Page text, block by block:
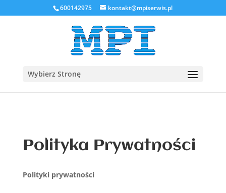
600142975 kontakt@mpiserwis.pl
Wybierz Stronę
Polityka Prywatności
Polityki prywatności